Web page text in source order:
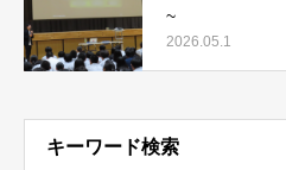
~
2026.05.1
キーワード検索